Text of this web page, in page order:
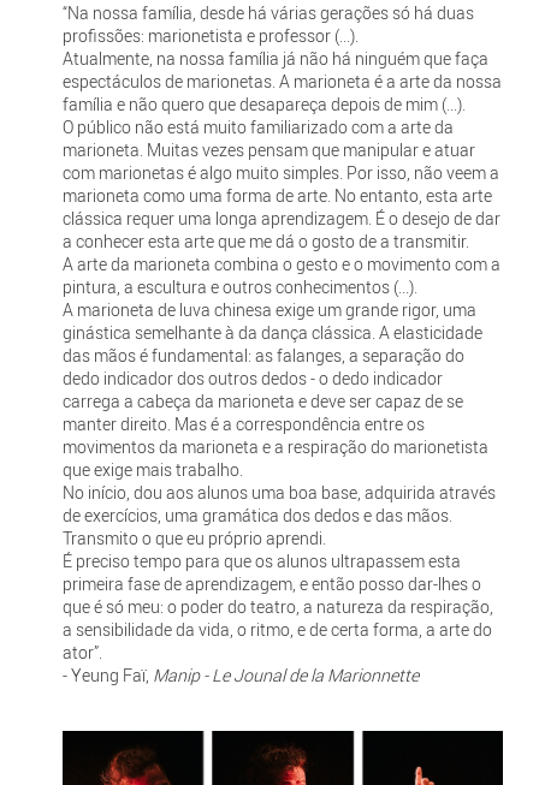
“Na nossa família, desde há várias gerações só há duas
profissões: marionetista e professor (...).
Atualmente, na nossa família já não há ninguém que faça
espectáculos de marionetas. A marioneta é a arte da nossa
família e não quero que desapareça depois de mim (...).
O público não está muito familiarizado com a arte da
marioneta. Muitas vezes pensam que manipular e atuar
com marionetas é algo muito simples. Por isso, não veem a
marioneta como uma forma de arte. No entanto, esta arte
clássica requer uma longa aprendizagem. É o desejo de dar
a conhecer esta arte que me dá o gosto de a transmitir.
A arte da marioneta combina o gesto e o movimento com a
pintura, a escultura e outros conhecimentos (...).
A marioneta de luva chinesa exige um grande rigor, uma
ginástica semelhante à da dança clássica. A elasticidade
das mãos é fundamental: as falanges, a separação do
dedo indicador dos outros dedos - o dedo indicador
carrega a cabeça da marioneta e deve ser capaz de se
manter direito. Mas é a correspondência entre os
movimentos da marioneta e a respiração do marionetista
que exige mais trabalho.
No início, dou aos alunos uma boa base, adquirida através
de exercícios, uma gramática dos dedos e das mãos.
Transmito o que eu próprio aprendi.
É preciso tempo para que os alunos ultrapassem esta
primeira fase de aprendizagem, e então posso dar-lhes o
que é só meu: o poder do teatro, a natureza da respiração,
a sensibilidade da vida, o ritmo, e de certa forma, a arte do
ator”.
- Yeung Faï, Manip - Le Jounal de la Marionnette